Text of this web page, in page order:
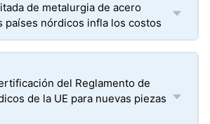
de metalurgia de acero
países nórdicos infla los costos
del Reglamento de
de la UE para nuevas piezas